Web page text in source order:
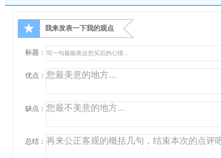
★ 我来发表一下我的观点
标题：
优点：
缺点：
总结：